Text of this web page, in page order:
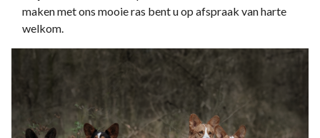
maken met ons mooie ras bent u op afspraak van harte
welkom.